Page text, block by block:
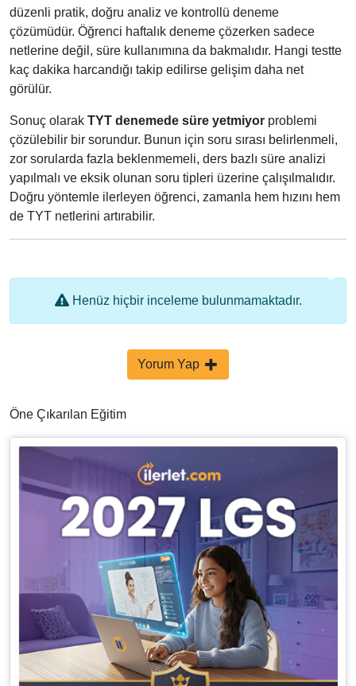
düzenli pratik, doğru analiz ve kontrollü deneme
çözümüdür. Öğrenci haftalık deneme çözerken sadece
netlerine değil, süre kullanımına da bakmalıdır. Hangi testte
kaç dakika harcandığı takip edilirse gelişim daha net
görülür.
Sonuç olarak TYT denemede süre yetmiyor problemi
çözülebilir bir sorundur. Bunun için soru sırası belirlenmeli,
zor sorularda fazla beklenmemeli, ders bazlı süre analizi
yapılmalı ve eksik olunan soru tipleri üzerine çalışılmalıdır.
Doğru yöntemle ilerleyen öğrenci, zamanla hem hızını hem
de TYT netlerini artırabilir.
Henüz hiçbir inceleme bulunmamaktadır.
Yorum Yap
Öne Çıkarılan Eğitim